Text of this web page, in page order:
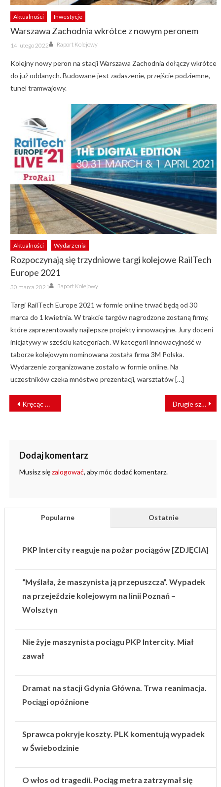
Aktualności Inwestycje
Warszawa Zachodnia wkrótce z nowym peronem
Posted
on
14 lutego 2022 Author
Raport Kolejowy
Kolejny nowy peron na stacji Warszawa Zachodnia dołączy wkrótce
do już oddanych. Budowane jest zadaszenie, przejście podziemne,
tunel tramwajowy.
Aktualności Wydarzenia
Rozpoczynają się trzydniowe targi kolejowe RailTech
Europe 2021
Posted
on
30 marca 2021 Author
Raport Kolejowy
Targi RailTech Europe 2021 w formie online trwać będą od 30
marca do 1 kwietnia. W trakcie targów nagrodzone zostaną firmy,
które zaprezentowały najlepsze projekty innowacyjne. Jury doceni
inicjatywy w sześciu kategoriach. W kategorii innowacyjność w
taborze kolejowym nominowana została firma 3M Polska.
Wydarzenie zorganizowane zostało w formie online. Na
uczestników czeka mnóstwo prezentacji, warsztatów […]
NAWIGACJA
WPISU
Kręcąc Kilometry dla Filipa – Prostujemy Autyzm Drugie szkolenie z RODO
Dodaj komentarz
Musisz sięzalogować, aby móc dodać komentarz.
Popularne Ostatnie
PKP Intercity reaguje na pożar pociągów [ZDJĘCIA]
“Myślała, że maszynista ją przepuszcza”. Wypadek
na przejeździe kolejowym na linii Poznań –
Wolsztyn
Nie żyje maszynista pociągu PKP Intercity. Miał
zawał
Dramat na stacji Gdynia Główna. Trwa reanimacja.
Pociągi opóźnione
Sprawca pokryje koszty. PLK komentują wypadek
w Świebodzinie
O włos od tragedii. Pociąg metra zatrzymał się